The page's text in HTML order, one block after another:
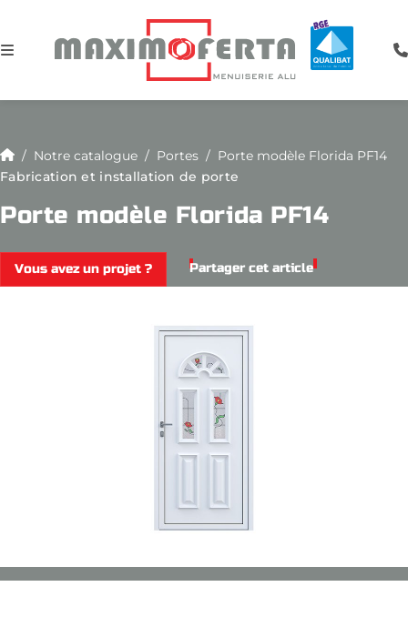
Notre catalogue Portes Porte modèle Florida PF14
Porte modèle Florida PF14
Fabrication et installation de porte
Vous avez un projet ? Partager cet article